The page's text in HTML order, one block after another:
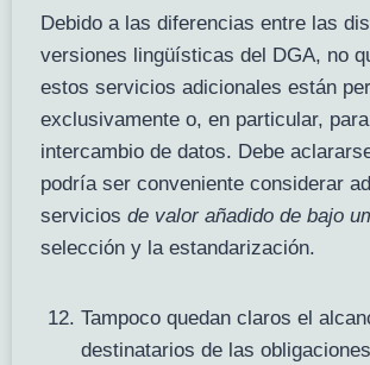
Debido a las diferencias entre las
versiones lingüísticas del DGA, no
estos servicios adicionales están
exclusivamente o, en particular,
intercambio de datos. Debe
podría ser conveniente considerar
servicios de valor añadido de bajo
selección y la estandarización.
Tampoco quedan claros el
destinatarios de las